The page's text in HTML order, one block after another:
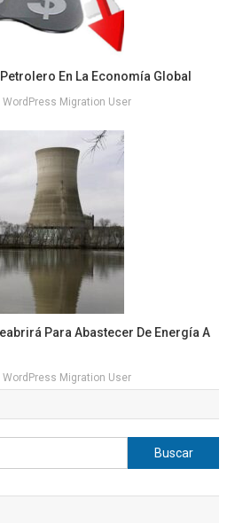
En La Economía Global
WordPress Migration User
Para Abastecer De Energía A
WordPress Migration User
Buscar: